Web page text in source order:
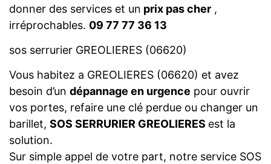
donner des services et un prix pas cher ,
irréprochables. 09 77 77 36 13
sos serrurier GREOLIERES (06620)
Vous habitez a GREOLIERES (06620) et avez
besoin d’un dépannage en urgence pour ouvrir
vos portes, refaire une clé perdue ou changer un
barillet, SOS SERRURIER GREOLIERES est la
solution.
Sur simple appel de votre part, notre service SOS